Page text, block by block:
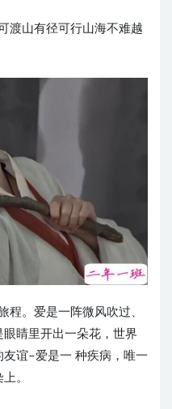
渡山有径可行山海不难越
程。爱是一阵微风吹过、
睛里开出一朵花，世界
谊–爱是一 种疾病，唯一
。